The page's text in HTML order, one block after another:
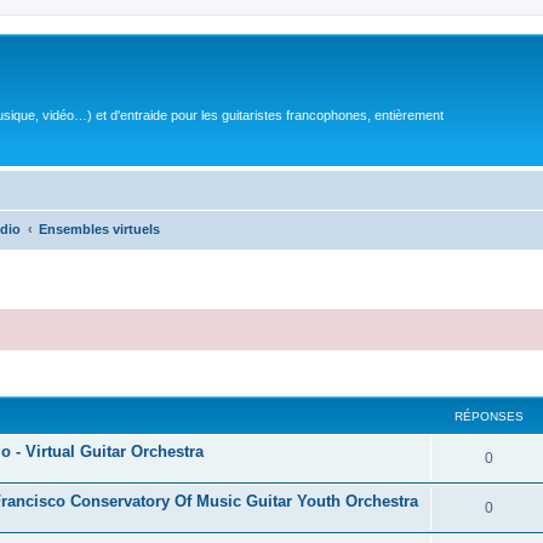
vidéo…) et d'entraide pour les guitaristes francophones, entièrement
Ensembles virtuels
RÉPONSES
- Virtual Guitar Orchestra 0R
é
Conservatory Of Music Guitar Youth Orchestra 0R
é